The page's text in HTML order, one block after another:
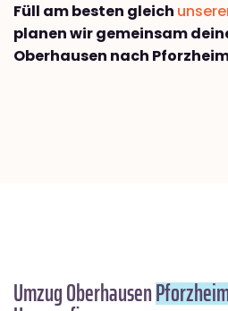
Füll am besten gleich
planen wir gemeinsam
Oberhausen nach
Umzug Oberhausen